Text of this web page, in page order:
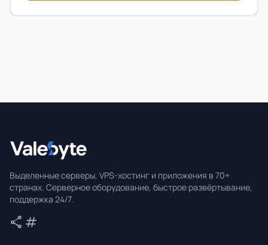
Выделенные серверы, VPS-хостинг и приложения в 70+
странах. Серверное оборудование, быстрое развёртывание,
поддержка 24/7.
share Поделиться
tag